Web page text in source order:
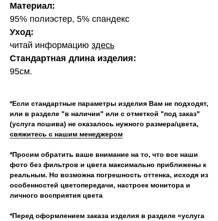
Материал:
95% полиэстер, 5% спандекс
Уход:
читай информацию здесь
Стандартная длина изделия:
95см.
*Если стандартные параметры изделия Вам не подходят,
или в разделе "в наличии" или с отметкой "под заказ"
(услуга пошива) не оказалось нужного размера/цвета,
свяжитесь с нашим менеджером
*Просим обратить ваше внимание на то, что все наши
фото без фильтров и цвета максимально приближены к
реальным. Но возможна погрешность оттенка, исходя из
особенностей цветопередачи, настроек монитора и
личного восприятия цвета
*Перед оформлением заказа изделия в разделе «услуга